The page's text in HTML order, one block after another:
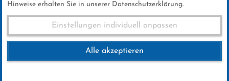
Robin Kloß wird Vierter im
Alpencup
Hinweise erhalten Sie in unserer Datenschutzerklärung.
Einstellungen individuell anpassen
Alle akzeptieren